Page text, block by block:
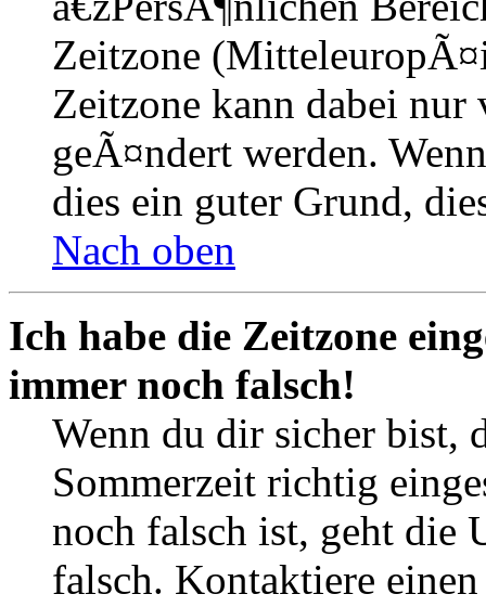
Zeitzone
Zeitzone kann dabei
geÃ¤ndert werden.
dies ein guter Grund,
Nach oben
Ich habe die Zeitzone
immer noch falsch!
Wenn du dir sicher bist,
Sommerzeit richtig
noch falsch ist, geht die
falsch. Kontaktiere